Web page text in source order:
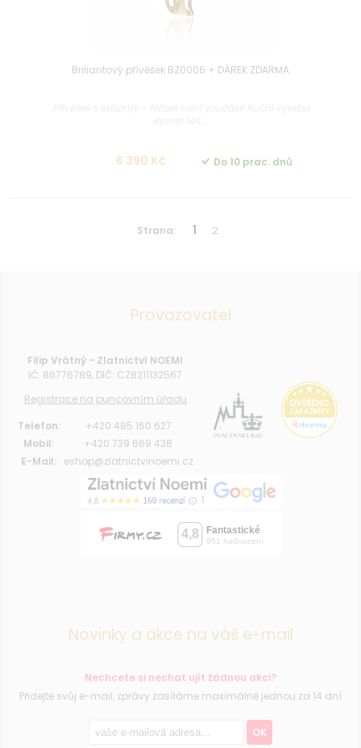
Briliantový přívěšek BZ0006 + DÁREK ZDARMA
6 390 Kč Do 10 prac. dnů
Strana: 1 2
Provozovatel
Filip Vrátný - Zlatnictví NOEMI
IČ: 86776789, DIČ: CZ8211132567
Registrace na puncovním úřadu
Telefon:
+420 485 160 627
Mobil:
+420 739 669 438
E-Mail:
eshop@zlatnictvinoemi.cz
Novinky a akce na váš e-mail
Nechcete si nechat ujít žádnou akci?
Přidejte svůj e-mail, zprávy zasíláme maximálně jednou za 14 dní
OK